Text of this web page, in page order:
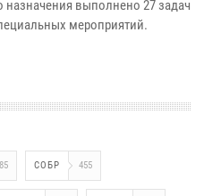
выполнено 27 задач
мероприятий.
СОБР 455